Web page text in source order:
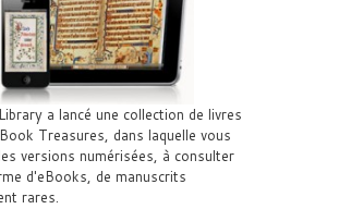
a lancé une collection de livres
Treasures, dans laquelle vous
versions numérisées, à consulter
d'eBooks, de manuscrits
rares.